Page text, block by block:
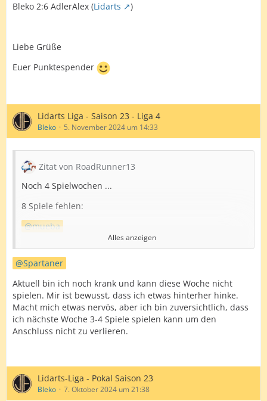
Bleko 2:6 AdlerAlex (Lidarts )
Liebe Grüße
Euer Punktespender
Lidarts Liga - Saison 23 - Liga 4
Bleko 5. November 2024 um 14:33
Zitat von RoadRunner13
Noch 4 Spielwochen ...
8 Spiele fehlen:
mueba
AdlerAlex
Flooo
7 Spiele fehlen:
Meerhobbit
Bleko
goldenlion
RoadRunner13
Alles anzeigen
Spartaner
Aktuell bin ich noch krank und kann diese Woche nicht
spielen. Mir ist bewusst, dass ich etwas hinterher hinke.
Macht mich etwas nervös, aber ich bin zuversichtlich, dass
ich nächste Woche 3-4 Spiele spielen kann um den
Anschluss nicht zu verlieren.
Lidarts-Liga - Pokal Saison 23
Bleko 7. Oktober 2024 um 21:38